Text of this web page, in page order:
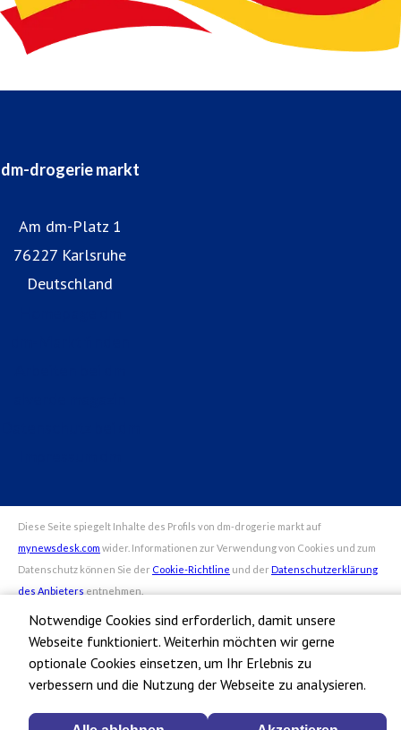
Notwendige Cookies sind erforderlich, damit unsere
Webseite funktioniert. Weiterhin möchten wir gerne
optionale Cookies einsetzen, um Ihr Erlebnis zu
verbessern und die Nutzung der Webseite zu analysieren.
dm-drogerie markt
Am dm-Platz 1
76227 Karlsruhe
Deutschland